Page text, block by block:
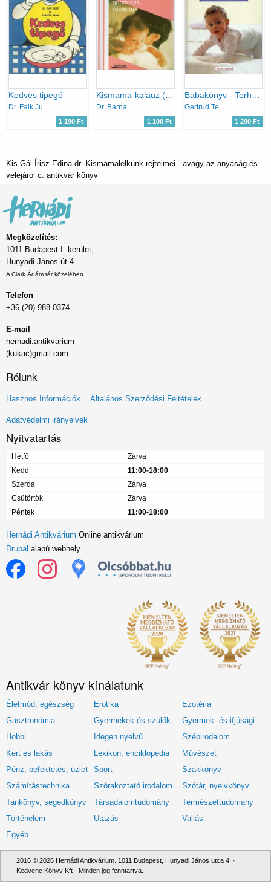
Kedves tipegő
Dr. Falk Judit- Tardos Anna
1 190 Ft
Kismama-kalauz (táplálás, gondozás, receptek)
Dr. Barna Mária és Porcsalmyné Henter Izabella
1 100 Ft
Babakönyv - Terhesség, szülés, első életévek
Gertrud Teusen
1 290 Ft
Kis-Gál Írisz Edina dr. Kismamalelkünk rejtelmei - avagy az anyaság és
velejárói c. antikvár könyv
Megközelítés:
1011 Budapest I. kerület,
Hunyadi János út 4.
A Clark Ádám tér közelében
Telefon
+36 (20) 988 0374
E-mail
hernadi.antikvarium
(kukac)gmail.com
Rólunk
Lábléc
menü
Hasznos Információk Általános Szerződési Feltételek
Adatvédelmi irányelvek
Nyitvatartás
Hétfő
Zárva
Kedd
11:00-18:00
Szerda
Zárva
Csütörtök
Zárva
Péntek
11:00-18:00
Hernádi Antikvárium Online antikvárium
Drupal alapú webhely
Antikvár könyv kínálatunk
Életmód, egészség Erotika
Ezotéria
Gasztronómia
Gyermekek és szülők
Gyermek- és ifjúsági
Hobbi
Idegen nyelvű
Szépirodalom
Kert és lakás
Lexikon, enciklopédia
Művészet
Pénz, befektetés, üzlet
Sport
Szakkönyv
Számítástechnika
Szórakoztató irodalom
Szótár, nyelvkönyv
Tankönyv, segédkönyv
Társadalomtudomány
Természettudomány
Történelem
Utazás
Vallás
Egyéb
2016 © 2026 Hernádi Antikvárium. 1011 Budapest, Hunyadi János utca 4. ·
Kedvenc Könyv Kft · Minden jog fenntartva.